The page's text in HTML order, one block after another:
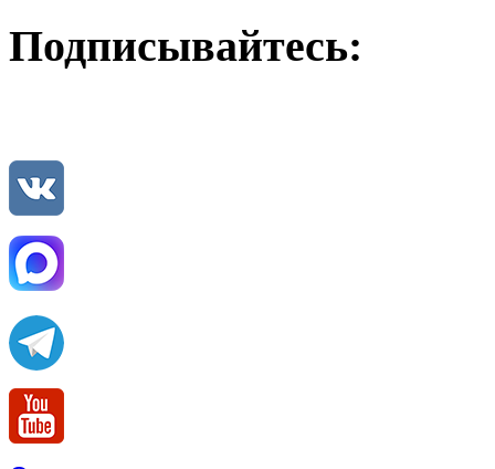
Подписывайтесь: